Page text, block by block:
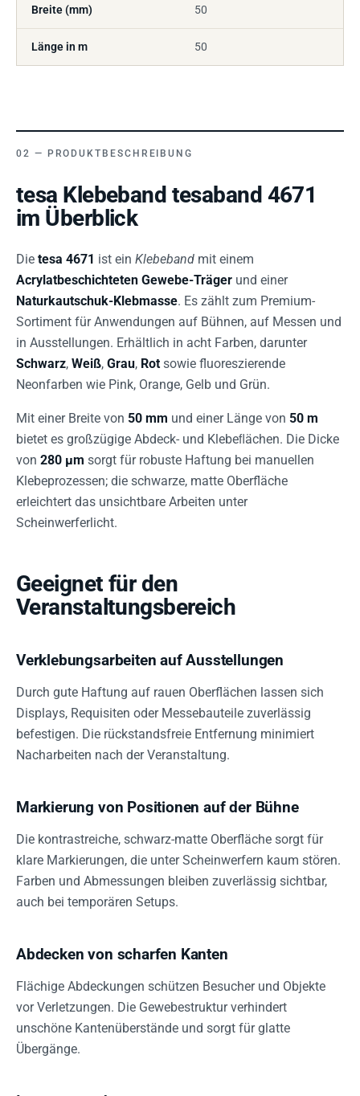
Breite (mm) 50
Länge in m 50
PRODUKTBESCHREIBUNG
tesa Klebeband tesaband 4671
im Überblick
Die tesa 4671 ist ein Klebeband mit einem
Acrylatbeschichteten Gewebe-Träger und einer
Naturkautschuk-Klebmasse. Es zählt zum Premium-
Sortiment für Anwendungen auf Bühnen, auf Messen und
in Ausstellungen. Erhältlich in acht Farben, darunter
Schwarz, Weiß, Grau, Rot sowie fluoreszierende
Neonfarben wie Pink, Orange, Gelb und Grün.
Mit einer Breite von 50 mm und einer Länge von 50 m
bietet es großzügige Abdeck- und Klebeﬂächen. Die Dicke
von 280 µm sorgt für robuste Haftung bei manuellen
Klebeprozessen; die schwarze, matte Oberfläche
erleichtert das unsichtbare Arbeiten unter
Scheinwerferlicht.
Geeignet für den
Veranstaltungsbereich
Verklebungsarbeiten auf Ausstellungen
Durch gute Haftung auf rauen Oberflächen lassen sich
Displays, Requisiten oder Messebauteile zuverlässig
befestigen. Die rückstandsfreie Entfernung minimiert
Nacharbeiten nach der Veranstaltung.
Markierung von Positionen auf der Bühne
Die kontrastreiche, schwarz-matte Oberfläche sorgt für
klare Markierungen, die unter Scheinwerfern kaum stören.
Farben und Abmessungen bleiben zuverlässig sichtbar,
auch bei temporären Setups.
Abdecken von scharfen Kanten
Flächige Abdeckungen schützen Besucher und Objekte
vor Verletzungen. Die Gewebestruktur verhindert
unschöne Kantenüberstände und sorgt für glatte
Übergänge.